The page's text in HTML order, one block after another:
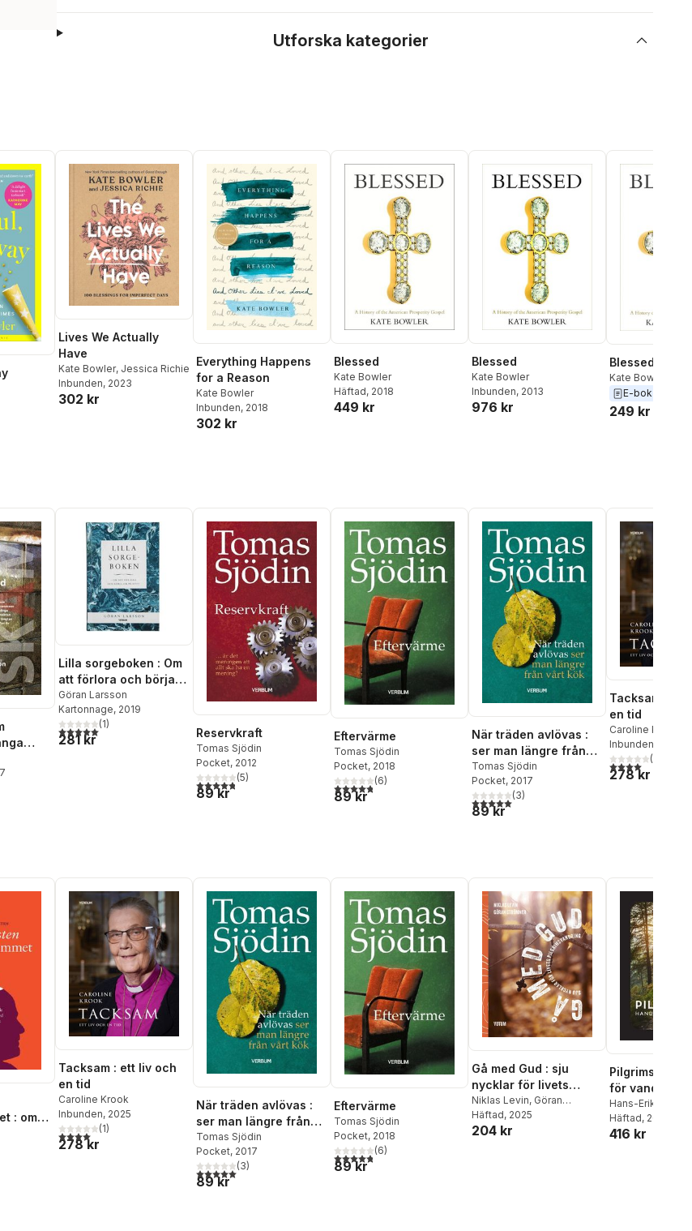
Utforska kategorier
Lives We Actually
Have
Kate Bowler, Jessica Richie
Inbunden, 2023
302 kr
Everything Happens
for a Reason
Kate Bowler
Inbunden, 2018
302 kr
Blessed
Kate Bowler
Häftad, 2018
449 kr
Blessed
Kate Bowler
Inbunden, 2013
976 kr
Blessed
Kate Bowler
E-bok
249 kr
Totalt antal röster:
Lilla sorgeboken : Om
att förlora och börja
om på nytt
Göran Larsson
Kartonnage, 2019
5,0utav 5 stjärnor. Totalt antal röster:
(1)
281 kr Reservkraft
Tomas Sjödin
Pocket, 2012
4,8utav 5 stjärnor. Totalt antal röster:
(5)
89 kr
Eftervärme
Tomas Sjödin
Pocket, 2018
4,8utav 5 stjärnor. Totalt antal röster:
(6)
89 kr
När träden avlövas :
ser man längre från
vårt kök
Tomas Sjödin
Pocket, 2017
5,0utav 5 stjärnor. Totalt antal röster:
(3)
89 kr
Tacksam : ett
en tid
Caroline Krook
Inbunden
4,0utav 5(
278 kr
: om
om
Totalt antal röster:
Tacksam : ett liv och
en tid
Caroline Krook
Inbunden, 2025
4,0utav 5 stjärnor. Totalt antal röster:
(1)
278 kr
När träden avlövas :
ser man längre från
vårt kök
Tomas Sjödin
Pocket, 2017
5,0utav 5 stjärnor. Totalt antal röster:
(3)
89 kr
Eftervärme
Tomas Sjödin
Pocket, 2018
4,8utav 5 stjärnor. Totalt antal röster:
(6)
89 kr
Gå med Gud : sju
nycklar för livets
pilgrimsvandring
Niklas Levin, Göran
Strömner
Häftad, 2025
204 kr
Pilgrimsliv :
för vandrare
Hans-Erik
Häftad, 2022
416 kr